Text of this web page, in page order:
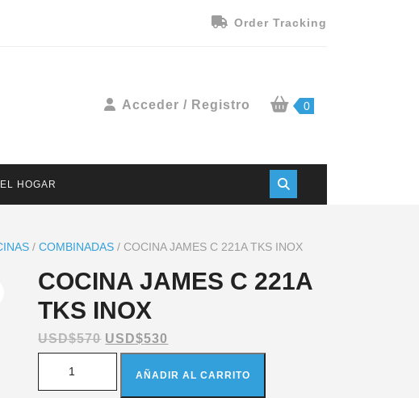
Order Tracking
Acceder / Registro 0
HOGAR
/ COMBINADAS / COCINA JAMES C 221A TKS INOX
COCINA JAMES C 221A
TKS INOX
USD$570 USD$530
AÑADIR AL CARRITO